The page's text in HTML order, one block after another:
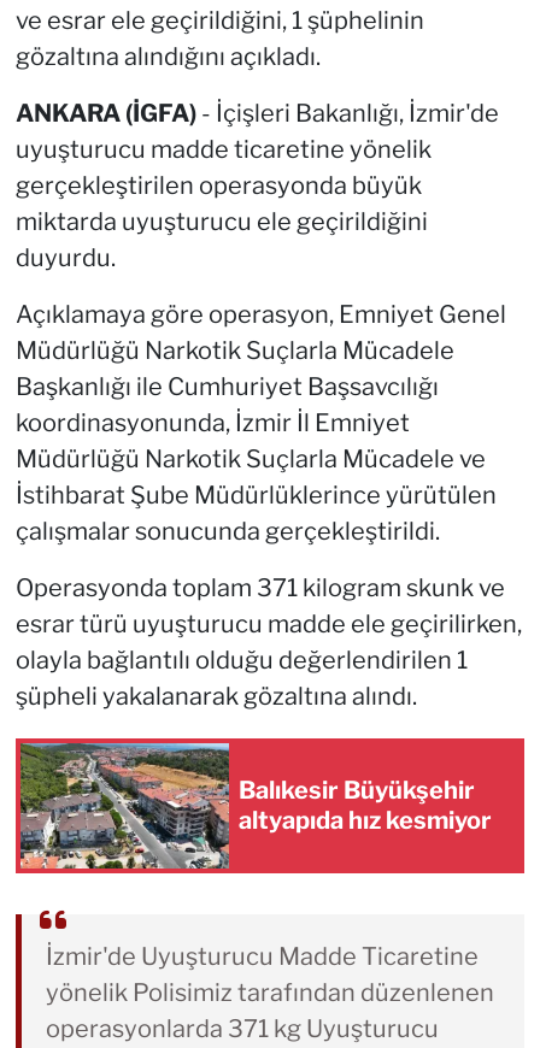
ve esrar ele geçirildiğini, 1 şüphelinin
gözaltına alındığını açıkladı.
ANKARA (İGFA) - İçişleri Bakanlığı, İzmir'de
uyuşturucu madde ticaretine yönelik
gerçekleştirilen operasyonda büyük
miktarda uyuşturucu ele geçirildiğini
duyurdu.
Açıklamaya göre operasyon, Emniyet Genel
Müdürlüğü Narkotik Suçlarla Mücadele
Başkanlığı ile Cumhuriyet Başsavcılığı
koordinasyonunda, İzmir İl Emniyet
Müdürlüğü Narkotik Suçlarla Mücadele ve
İstihbarat Şube Müdürlüklerince yürütülen
çalışmalar sonucunda gerçekleştirildi.
Operasyonda toplam 371 kilogram skunk ve
esrar türü uyuşturucu madde ele geçirilirken,
olayla bağlantılı olduğu değerlendirilen 1
şüpheli yakalanarak gözaltına alındı.
Balıkesir Büyükşehir
altyapıda hız kesmiyor
İzmir'de Uyuşturucu Madde Ticaretine
yönelik Polisimiz tarafından düzenlenen
operasyonlarda 371 kg Uyuşturucu